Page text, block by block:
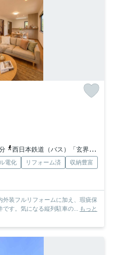
西日本鉄道（バス）「玄界高校前」バス停下車 徒歩9分
電化 リフォーム済
収納豊富
装フルリフォームに加え、瑕疵保
す。気になる縦列駐車の... もっと